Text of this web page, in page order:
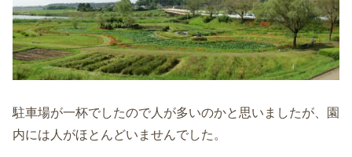
駐車場が一杯でしたので人が多いのかと思いましたが、園
内には人がほとんどいませんでした。